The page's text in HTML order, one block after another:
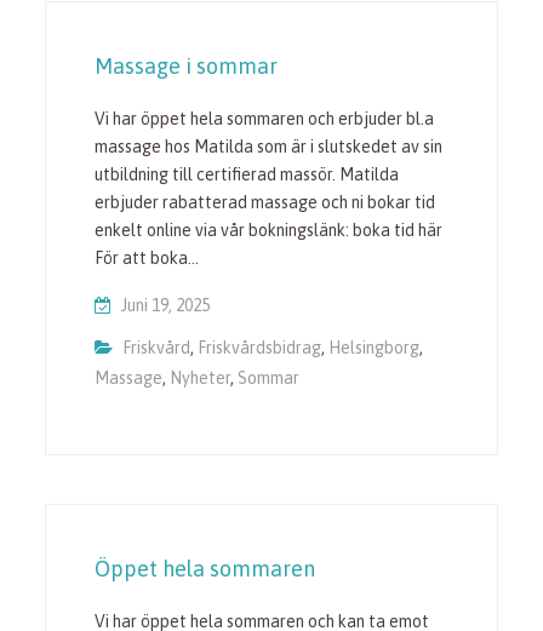
Massage i sommar
Vi har öppet hela sommaren och erbjuder bl.a
massage hos Matilda som är i slutskedet av sin
utbildning till certifierad massör. Matilda
erbjuder rabatterad massage och ni bokar tid
enkelt online via vår bokningslänk: boka tid här
För att boka…
Juni 19, 2025
Friskvård, Friskvårdsbidrag, Helsingborg,
Massage, Nyheter, Sommar
Öppet hela sommaren
Vi har öppet hela sommaren och kan ta emot